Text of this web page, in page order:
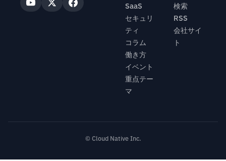
SaaS
セキュリ
ティ
コラム
働き方
イベント
重点テー
マ
検索
RSS
会社サイ
ト
© Cloud Native Inc.